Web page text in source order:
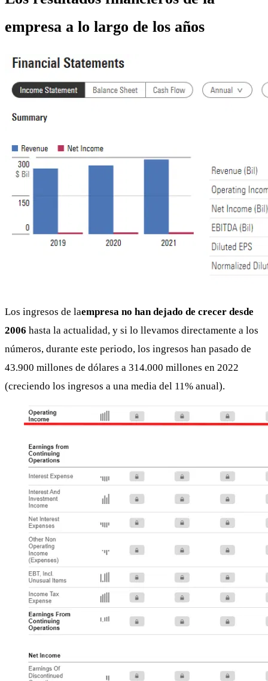
empresa a lo largo de los años
Los ingresos de laempresa no han dejado de crecer desde
2006 hasta la actualidad, y si lo llevamos directamente a los
números, durante este periodo, los ingresos han pasado de
43.900 millones de dólares a 314.000 millones en 2022
(creciendo los ingresos a una media del 11% anual).